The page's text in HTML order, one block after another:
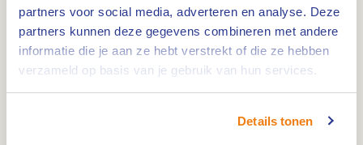
partners voor social media, adverteren en analyse. Deze
partners kunnen deze gegevens combineren met andere
informatie die je aan ze hebt verstrekt of die ze hebben
verzameld op basis van je gebruik van hun services.
Details tonen
sportief en afwisselend. Je steekt ook twee keer
de voormalige spoorlijn ‘IJzeren Rijn’ over.
Natuur in elk seizoen